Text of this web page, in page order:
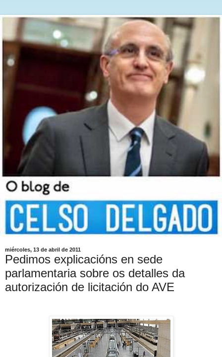
miércoles, 13 de abril de 2011
Pedimos explicacións en sede
parlamentaria sobre os detalles da
autorización de licitación do AVE